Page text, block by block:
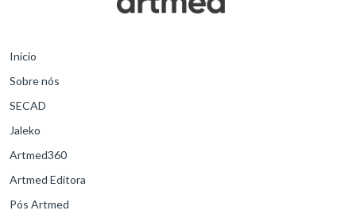
Início
Sobre nós
SECAD
Jaleko
Artmed360
Artmed Editora
Pós Artmed